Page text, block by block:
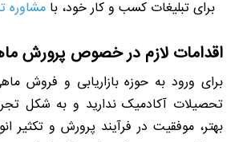
برای تبلیغات کسب و کار خود، با مشاوره
اقدامات لازم در خصوص پرورش
برای ورود به حوزه بازاریابی و فروش
تحصیلات آکادمیک ندارید و به شکل
بهتر، موفقیت در فرآیند پرورش و تکثیر